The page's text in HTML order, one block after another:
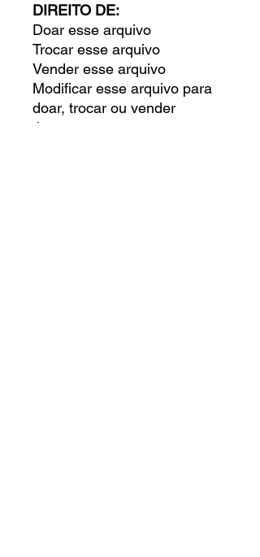
DIREITO DE:
Doar esse arquivo
Trocar esse arquivo
Vender esse arquivo
Modificar esse arquivo para
doar, trocar ou vender
Juntar-se com outras